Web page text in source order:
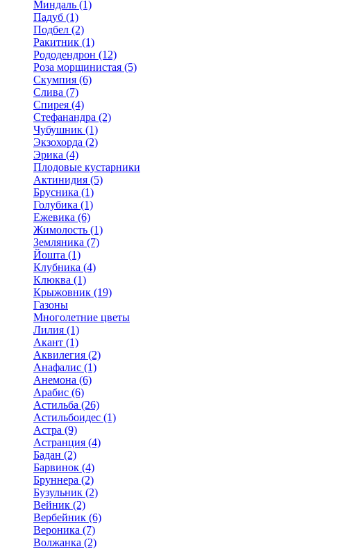
Миндаль (1)
Падуб (1)
Подбел (2)
Ракитник (1)
Рододендрон (12)
Роза морщинистая (5)
Скумпия (6)
Слива (7)
Спирея (4)
Стефанандра (2)
Чубушник (1)
Экзохорда (2)
Эрика (4)
Плодовые кустарники
Актинидия (5)
Брусника (1)
Голубика (1)
Ежевика (6)
Жимолость (1)
Земляника (7)
Йошта (1)
Клубника (4)
Клюква (1)
Крыжовник (19)
Газоны
Многолетние цветы
Лилия (1)
Акант (1)
Аквилегия (2)
Анафалис (1)
Анемона (6)
Арабис (6)
Астильба (26)
Астильбоидес (1)
Астра (9)
Астранция (4)
Бадан (2)
Барвинок (4)
Бруннера (2)
Бузульник (2)
Вейник (2)
Вербейник (6)
Вероника (7)
Волжанка (2)